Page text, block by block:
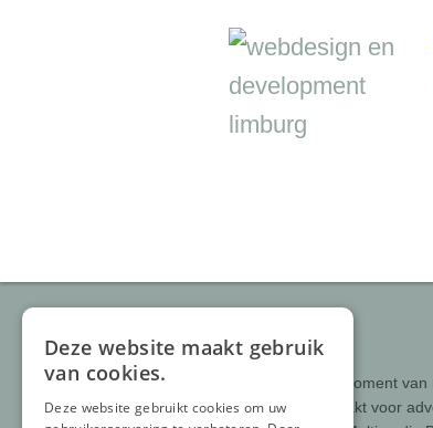
Tijd voor een moment van
Website gemaakt voor
Deze website maakt gebruik
van cookies.
Deze website gebruikt cookies om uw